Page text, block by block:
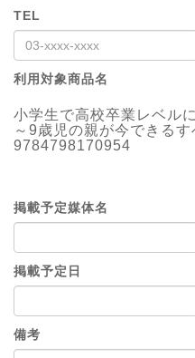
TEL
利用対象商品名
小学生で高校卒業レベル
～9歳児の親が今できるす
9784798170954
掲載予定媒体名
掲載予定日
備考